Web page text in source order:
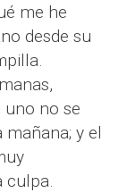
me he
desde su
uno no se
y el
culpa.